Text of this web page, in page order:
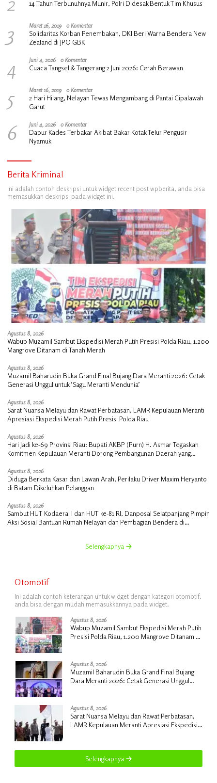
14 Tahun Terbunuhnya Munir, Polri Didesak Bentuk Tim Khusus
3 Maret 16, 2019 0 Komentar
Solidaritas Korban Penembakan, DKI Beri Warna Bendera New
Zealand di JPO GBK
4 Juni 4, 2026 0 Komentar
Cuaca Tangsel & Tangerang 2 Juni 2026: Cerah Berawan
5 Maret 16, 2019 0 Komentar
2 Hari Hilang, Nelayan Tewas Mengambang di Pantai Cipalawah
Garut
6 Juni 4, 2026 0 Komentar
Dapur Kades Terbakar Akibat Bakar Kotak Telur Pengusir
Nyamuk
Berita Kriminal
Ini adalah contoh deskripsi untuk widget recent post wpberita, anda bisa
memasukkan deskripsi pada widget ini.
Agustus 8, 2026
Wabup Muzamil Sambut Ekspedisi Merah Putih Presisi Polda Riau, 1.200
Mangrove Ditanam di Tanah Merah
Agustus 8, 2026
Muzamil Baharudin Buka Grand Final Bujang Dara Meranti 2026: Cetak
Generasi Unggul untuk ‘Sagu Meranti Mendunia’
Agustus 8, 2026
Sarat Nuansa Melayu dan Rawat Perbatasan, LAMR Kepulauan Meranti
Apresiasi Ekspedisi Merah Putih Presisi Polda Riau
Agustus 8, 2026
Hari Jadi ke-69 Provinsi Riau: Bupati AKBP (Purn) H. Asmar Tegaskan
Komitmen Kepulauan Meranti Dorong Pembangunan Daerah yang
Agustus 8, 2026
Diduga Berkata Kasar dan Lawan Arah, Perilaku Driver Maxim Heryanto
di Batam Dikeluhkan Pelanggan
Agustus 8, 2026
Sambut HUT Kodaeral I dan HUT ke-81 RI, Danposal Selatpanjang Pimpin
Aksi Sosial Bantuan Rumah Nelayan dan Pembagian Bendera di
Selengkapnya
Otomotif
Ini adalah contoh keterangan untuk widget dengan kategori otomotif,
anda bisa dengan mudah memasukkannya pada widget.
Agustus 8, 2026
Wabup Muzamil Sambut Ekspedisi Merah Putih
Presisi Polda Riau, 1.200 Mangrove Ditanam di
Agustus 8, 2026
Muzamil Baharudin Buka Grand Final Bujang
Dara Meranti 2026: Cetak Generasi Unggul
Agustus 8, 2026
Sarat Nuansa Melayu dan Rawat Perbatasan,
LAMR Kepulauan Meranti Apresiasi Ekspedisi
Selengkapnya